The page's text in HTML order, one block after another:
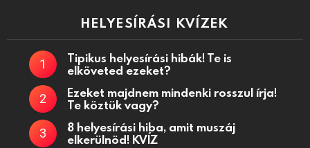
HELYESÍRÁSI KVÍZEK
Tipikus helyesírási hibák! Te is
elköveted ezeket?
Ezeket majdnem mindenki rosszul írja!
Te köztük vagy?
8 helyesírási hiba, amit muszáj
elkerülnöd! KVÍZ